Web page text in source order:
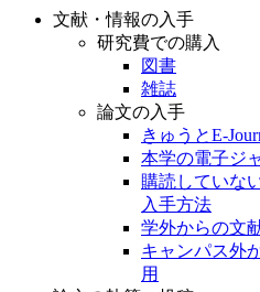
図書
雑誌
論文の入手
きゅうとE-
本学の電子ジ
購読していな
入手方法
学外からの文
キャンパス外
用
論文の執筆・投稿
文献管理ツール